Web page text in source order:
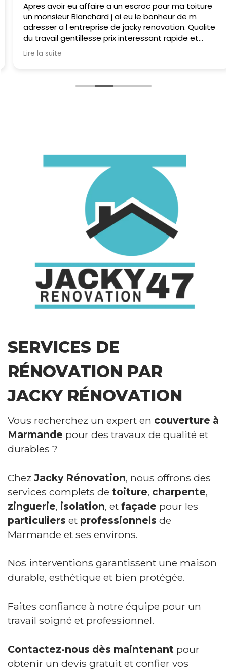
Apres avoir eu affaire a un escroc pour ma toiture
un monsieur Blanchard j ai eu le bonheur de m
adresser a l entreprise de jacky renovation. Qualite
du travail gentillesse prix interessant rapide et
efficace fais d autres travaux maconnerie peinture
vraiment je recommande a 100%
Lire la suite
SERVICES DE
RÉNOVATION PAR
JACKY RÉNOVATION
Vous recherchez un expert en couverture à
Marmande pour des travaux de qualité et
durables ?
Chez Jacky Rénovation, nous offrons des
services complets de toiture, charpente,
zinguerie, isolation, et façade pour les
particuliers et professionnels de
Marmande et ses environs.
Nos interventions garantissent une maison
durable, esthétique et bien protégée.
Faites confiance à notre équipe pour un
travail soigné et professionnel.
Contactez-nous dès maintenant pour
obtenir un devis gratuit et confier vos